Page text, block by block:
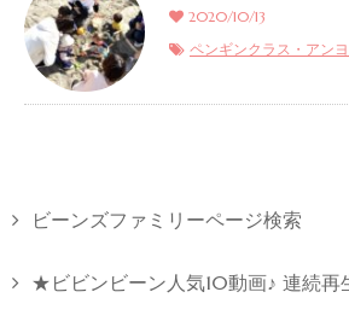
2020/10/13
ペンギンクラス・アン
ビーンズファミリーページ検索
★ビビンビーン人気10動画♪ 連続